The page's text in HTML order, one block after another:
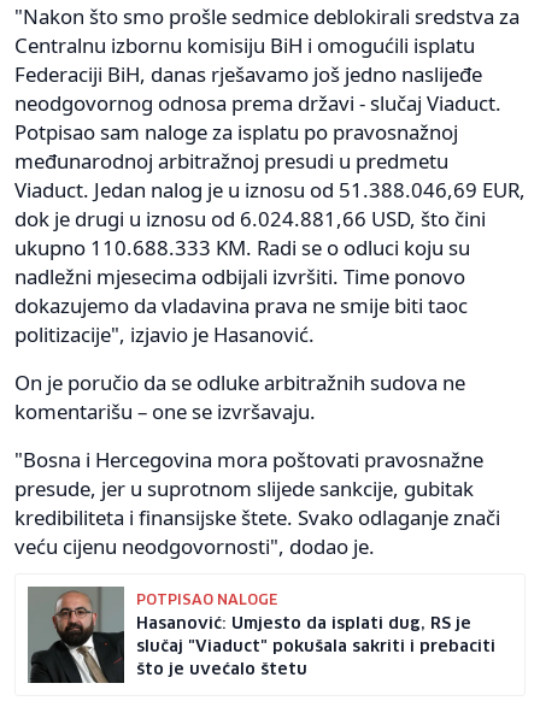
"Nakon što smo prošle sedmice deblokirali sredstva za
Centralnu izbornu komisiju BiH i omogućili isplatu
Federaciji BiH, danas rješavamo još jedno naslijeđe
neodgovornog odnosa prema državi - slučaj Viaduct.
Potpisao sam naloge za isplatu po pravosnažnoj
međunarodnoj arbitražnoj presudi u predmetu
Viaduct. Jedan nalog je u iznosu od 51.388.046,69 EUR,
dok je drugi u iznosu od 6.024.881,66 USD, što čini
ukupno 110.688.333 KM. Radi se o odluci koju su
nadležni mjesecima odbijali izvršiti. Time ponovo
dokazujemo da vladavina prava ne smije biti taoc
politizacije", izjavio je Hasanović.
On je poručio da se odluke arbitražnih sudova ne
komentarišu – one se izvršavaju.
"Bosna i Hercegovina mora poštovati pravosnažne
presude, jer u suprotnom slijede sankcije, gubitak
kredibiliteta i finansijske štete. Svako odlaganje znači
veću cijenu neodgovornosti", dodao je.
POTPISAO NALOGE
Hasanović: Umjesto da isplati dug, RS je
slučaj "Viaduct" pokušala sakriti i prebaciti
što je uvećalo štetu